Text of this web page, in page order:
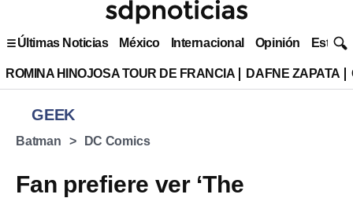
Últimas Noticias México Internacional Opinión Estilo
ROMINA HINOJOSA TOUR DE FRANCIA DAFNE ZAPATA
GEEK
Batman DC Comics
Fan prefiere ver ‘The